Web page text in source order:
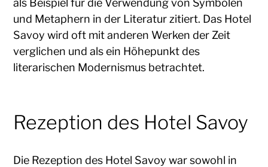
als Beispiel für die Verwendung von Symbolen
und Metaphern in der Literatur zitiert. Das Hotel
Savoy wird oft mit anderen Werken der Zeit
verglichen und als ein Höhepunkt des
literarischen Modernismus betrachtet.
Rezeption des Hotel Savoy
Die Rezeption des Hotel Savoy war sowohl in